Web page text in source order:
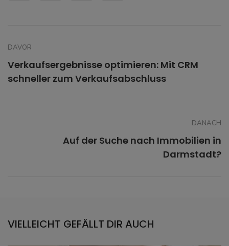
DAVOR
Verkaufsergebnisse optimieren: Mit CRM
schneller zum Verkaufsabschluss
DANACH
Auf der Suche nach Immobilien in
Darmstadt?
VIELLEICHT GEFÄLLT DIR AUCH